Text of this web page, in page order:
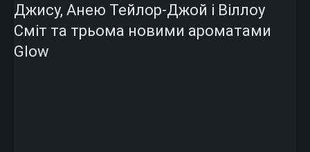
Джису, Анею Тейлор-Джой і Віллоу
Сміт та трьома новими ароматами
Glow